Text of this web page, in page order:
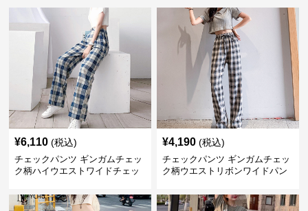
¥6,110 (税込)
チェックパンツ ギンガムチェッ
ク柄ハイウエストワイドチェッ
¥4,190 (税込)
チェックパンツ ギンガムチェッ
ク柄ウエストリボンワイドパン